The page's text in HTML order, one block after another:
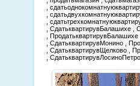
,
,
,
, СдатьквартирувБалашихе ,
,
, СдатьквартирувМонино ,
, СдатьквартирувЩелково ,
,